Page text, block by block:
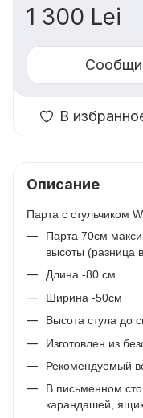
1 300 Lei
В
Описание
Парта с стульчиком
Парта 70см
высоты (разница
Длина -80 см
Ширина -50см
Высота стула до
Изготовлен из
Рекомендуемый
В письменном
карандашей,